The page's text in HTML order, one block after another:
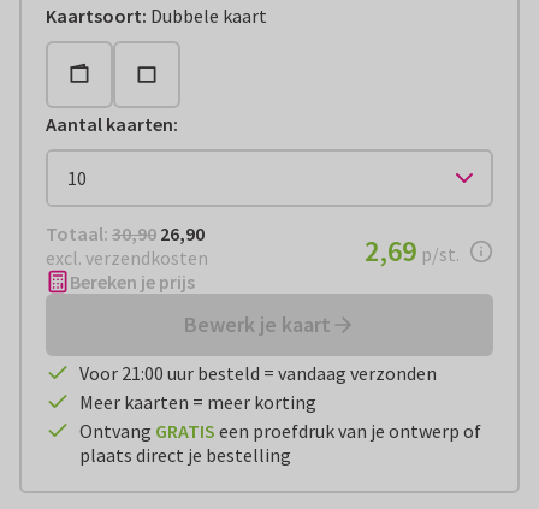
Kaartsoort: Dubbele kaart
Aantal kaarten:
Totaal: € 26,90
Totaal: 30,90 26,90
excl. verzendkosten
€ 2,69per stuk
2,69 p/st.
Bereken je prijs
Bewerk je kaart
Voor 21:00 uur besteld = vandaag verzonden
Meer kaarten = meer korting
Ontvang GRATIS een proefdruk van je ontwerp of
plaats direct je bestelling